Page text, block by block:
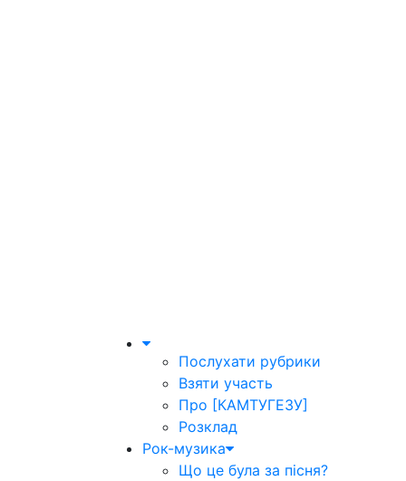
Послухати рубрики
Взяти участь
Про [КАМТУГЕЗУ]
Розклад
Рок-музика
Що це була за пісня?